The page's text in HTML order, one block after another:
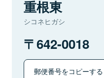
重根東
シコネヒガシ
642-0018
郵便番号をコピーする